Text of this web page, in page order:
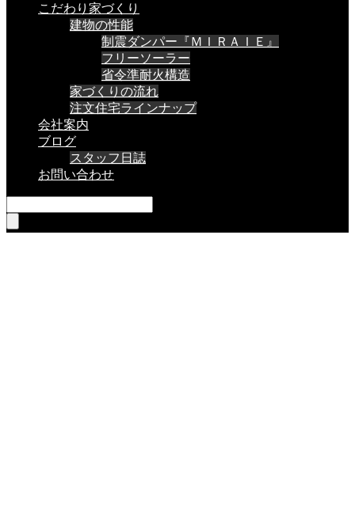
こだわり家づくり
建物の性能
制震ダンパー『ＭＩＲＡＩＥ』
フリーソーラー
省令準耐火構造
家づくりの流れ
注文住宅ラインナップ
会社案内
ブログ
スタッフ日誌
お問い合わせ